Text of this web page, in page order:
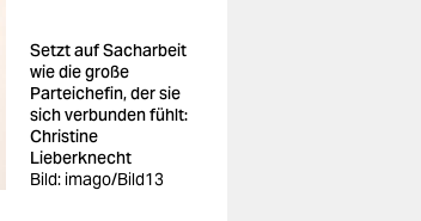
Setzt auf Sacharbeit
wie die große
Parteichefin, der sie
sich verbunden fühlt:
Christine
Lieberknecht
Bild: imago/Bild13